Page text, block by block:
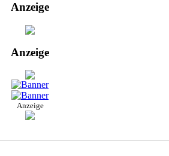
Anzeige
Anzeige
Anzeige